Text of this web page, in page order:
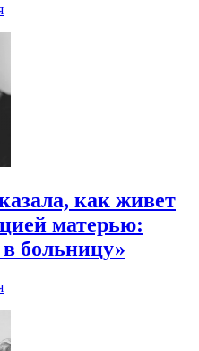
как живет
матерью:
больницу»